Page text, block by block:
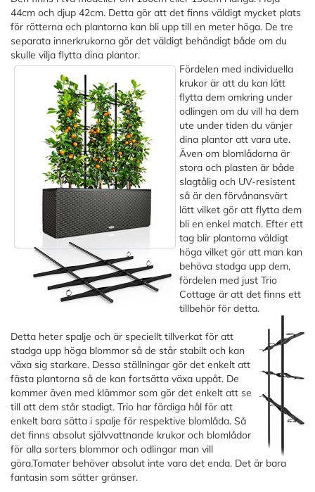
44cm och djup 42cm. Detta gör att det finns väldigt mycket plats
för rötterna och plantorna kan bli upp till en meter höga. De tre
separata innerkrukorna gör det väldigt behändigt både om du
skulle vilja flytta dina plantor.
Fördelen med individuella
krukor är att du kan lätt
flytta dem omkring under
odlingen om du vill ha dem
ute under tiden du vänjer
dina plantor att vara ute.
Även om blomlådorna är
stora och plasten är både
slagtålig och UV-resistent
så är den förvånansvärt
lätt vilket gör att flytta dem
bli en enkel match. Efter ett
tag blir plantorna väldigt
höga vilket gör att man kan
behöva stadga upp dem,
fördelen med just Trio
Cottage är att det finns ett
tillbehör för detta.
Detta heter spalje och är speciellt tillverkat för att
stadga upp höga blommor så de står stabilt och kan
växa sig starkare. Dessa ställningar gör det enkelt att
fästa plantorna så de kan fortsätta växa uppåt. De
kommer även med klämmor som gör det enkelt att se
till att dem står stadigt. Trio har färdiga hål för att
enkelt bara sätta i spalje för respektive blomlåda. Så
det finns absolut självvattnande krukor och blomlådor
för alla sorters blommor och odlingar man vill
göra.Tomater behöver absolut inte vara det enda. Det är bara
fantasin som sätter gränser.